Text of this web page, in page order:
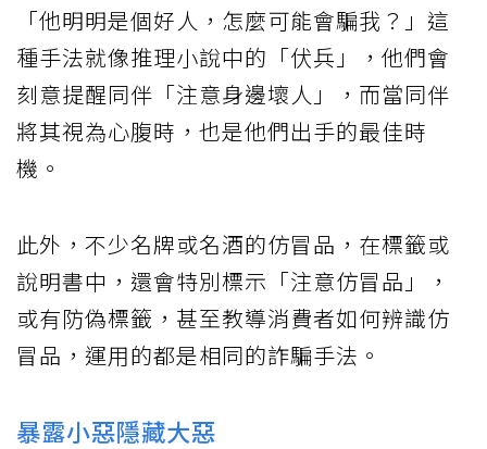
「他明明是個好人，怎麼可能會騙我？」這
種手法就像推理小說中的「伏兵」，他們會
刻意提醒同伴「注意身邊壞人」，而當同伴
將其視為心腹時，也是他們出手的最佳時
機。
此外，不少名牌或名酒的仿冒品，在標籤或
說明書中，還會特別標示「注意仿冒品」，
或有防偽標籤，甚至教導消費者如何辨識仿
冒品，運用的都是相同的詐騙手法。
暴露小惡隱藏大惡